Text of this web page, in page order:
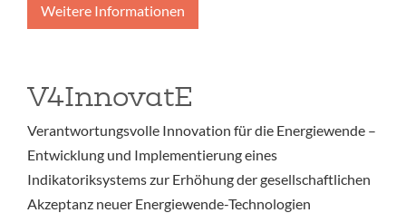
Weitere Informationen
V4InnovatE
Verantwortungsvolle Innovation für die Energiewende –
Entwicklung und Implementierung eines
Indikatoriksystems zur Erhöhung der gesellschaftlichen
Akzeptanz neuer Energiewende-Technologien